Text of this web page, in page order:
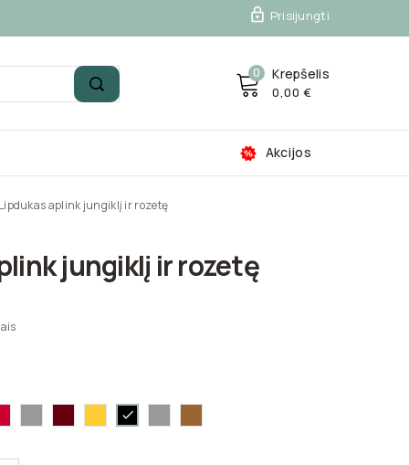
 Prisijungti
0 Krepšelis
0,00 €
Akcijos
Lipdukas aplink jungiklį ir rozetę
jungiklį ir rozetę
Raudona-Sidabrinė-3108
Tamsiai
80
Geltona-
3116Juoda-Pilka-Auksinė-3102